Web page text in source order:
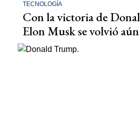
TECNOLOGÍA
Con la victoria de
Elon Musk se volvió